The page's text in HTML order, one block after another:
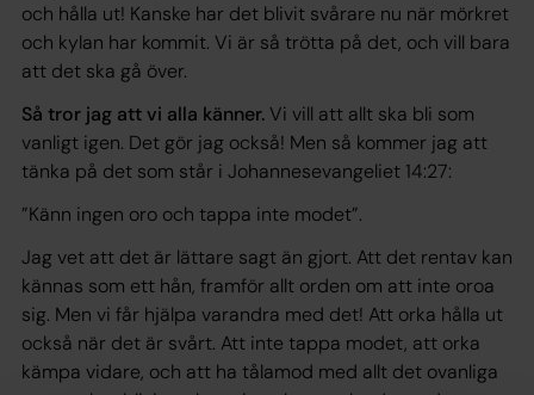
och hålla ut! Kanske har det blivit svårare nu när mörkret
och kylan har kommit. Vi är så trötta på det, och vill bara
att det ska gå över.
Så tror jag att vi alla känner. Vi vill att allt ska bli som
vanligt igen. Det gör jag också! Men så kommer jag att
tänka på det som står i Johannesevangeliet 14:27:
”Känn ingen oro och tappa inte modet”.
Jag vet att det är lättare sagt än gjort. Att det rentav kan
kännas som ett hån, framför allt orden om att inte oroa
sig. Men vi får hjälpa varandra med det! Att orka hålla ut
också när det är svårt. Att inte tappa modet, att orka
kämpa vidare, och att ha tålamod med allt det ovanliga